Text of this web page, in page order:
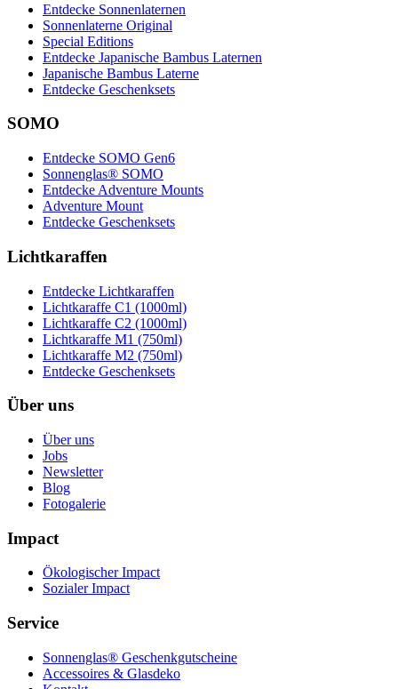
Entdecke Sonnenlaternen
Sonnenlaterne Original
Special Editions
Entdecke Japanische Bambus Laternen
Japanische Bambus Laterne
Entdecke Geschenksets
SOMO
Entdecke SOMO Gen6
Sonnenglas® SOMO
Entdecke Adventure Mounts
Adventure Mount
Entdecke Geschenksets
Lichtkaraffen
Entdecke Lichtkaraffen
Lichtkaraffe C1 (1000ml)
Lichtkaraffe C2 (1000ml)
Lichtkaraffe M1 (750ml)
Lichtkaraffe M2 (750ml)
Entdecke Geschenksets
Über uns
Über uns
Jobs
Newsletter
Blog
Fotogalerie
Impact
Ökologischer Impact
Sozialer Impact
Service
Sonnenglas® Geschenkgutscheine
Accessoires & Glasdeko